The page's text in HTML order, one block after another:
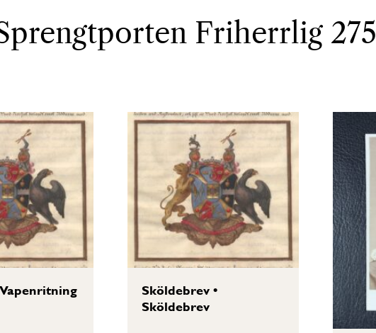
Friherrlig 275
Vapenritning Sköldebrev•
Sköldebrev